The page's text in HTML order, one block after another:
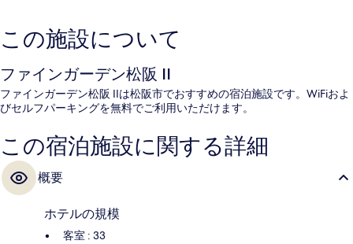
この施設について
ファインガーデン松阪 II
ファインガーデン松阪 IIは松阪市でおすすめの宿泊施設です。WiFiおよ
びセルフパーキングを無料でご利用いただけます。
この宿泊施設に関する詳細
概要
ホテルの規模
客室 : 33